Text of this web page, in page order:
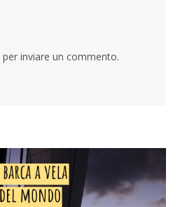
per inviare un commento.